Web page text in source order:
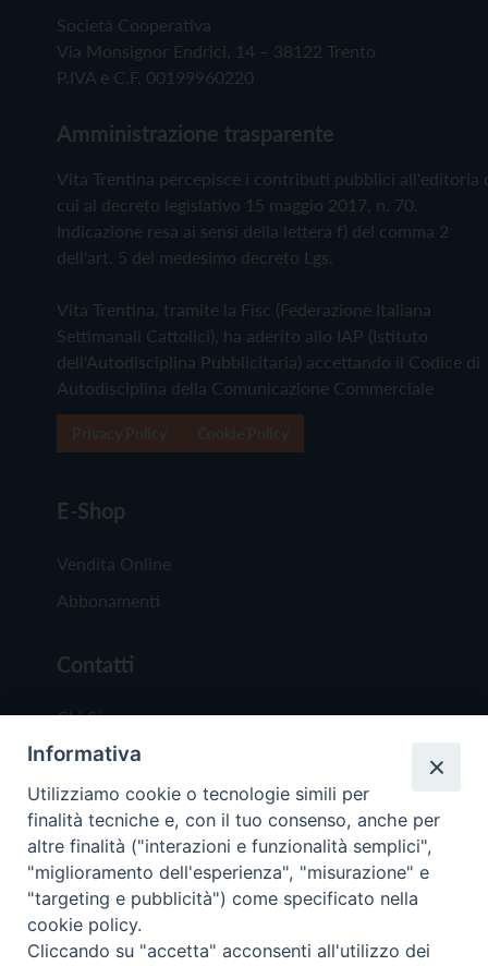
Società Cooperativa
Via Monsignor Endrici, 14 – 38122 Trento
P.IVA e C.F. 00199960220
Amministrazione trasparente
Vita Trentina percepisce i contributi pubblici all'editoria
cui al decreto legislativo 15 maggio 2017, n. 70.
Indicazione resa ai sensi della lettera f) del comma 2
dell'art. 5 del medesimo decreto Lgs.
Vita Trentina, tramite la Fisc (Federazione Italiana
Settimanali Cattolici), ha aderito allo IAP (Istituto
dell'Autodisciplina Pubblicitaria) accettando il Codice di
Autodisciplina della Comunicazione Commerciale
E-Shop
Vendita Online
Abbonamenti
Contatti
Chi Siamo
Redazione
Scrivici
Copyright © 2019 - Tutti i diritti riservati - Vita
Informativa
Utilizziamo cookie o tecnologie simili per
finalità tecniche e, con il tuo consenso, anche per
altre finalità ("interazioni e funzionalità semplici",
"miglioramento dell'esperienza", "misurazione" e
"targeting e pubblicità") come specificato nella
cookie policy.
Cliccando su "accetta" acconsenti all'utilizzo dei